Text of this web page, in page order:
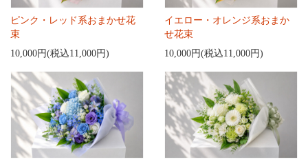
ピンク・レッド系おまかせ花
束
10,000円(税込11,000円)
イエロー・オレンジ系おまか
せ花束
10,000円(税込11,000円)